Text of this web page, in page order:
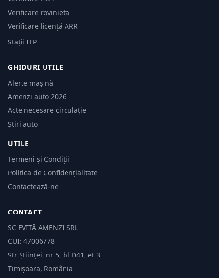
Verificare rovinieta
Verificare licență ARR
Stații ITP
GHIDURI UTILE
Alerte mașină
Amenzi auto 2026
Acte necesare circulație
Știri auto
UTILE
Termeni și Condiții
Politica de Confidențialitate
Contactează-ne
CONTACT
SC EVITĂ AMENZI SRL
CUI: 47006778
Str Științei, nr 5, bl.D41, et 3
Timișoara, România